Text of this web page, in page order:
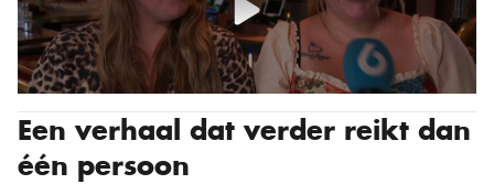
Een verhaal dat verder reikt dan
één persoon